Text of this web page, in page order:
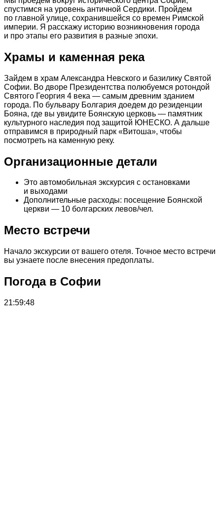
спустимся на уровень античной Сердики. Пройдем
по главной улице, сохранившейся со времен Римской
империи. Я расскажу историю возникновения города
и про этапы его развития в разные эпохи.
Храмы и каменная река
Зайдем в храм Александра Невского и базилику Святой
Софии. Во дворе Президентства полюбуемся ротондой
Святого Георгия 4 века — самым древним зданием
города. По бульвару Болгария доедем до резиденции
Бояна, где вы увидите Боянскую церковь — памятник
культурного наследия под защитой ЮНЕСКО. А дальше
отправимся в природный парк «Витоша», чтобы
посмотреть на каменную реку.
Организационные детали
Это автомобильная экскурсия с остановками
и выходами
Дополнительные расходы: посещение Боянской
церкви — 10 болгарских левов/чел.
Место встречи
Начало экскурсии от вашего отеля. Точное место встречи
вы узнаете после внесения предоплаты.
Погода в Софии
21:59:48